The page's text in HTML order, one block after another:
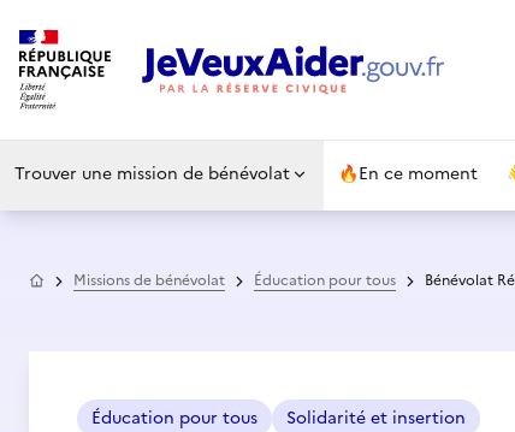
Trouver une mission de bénévolat 🔥En ce moment
AccueilMissions de bénévolat Éducation pour tous Bénévolat
Éducation pour tous Solidarité et insertion